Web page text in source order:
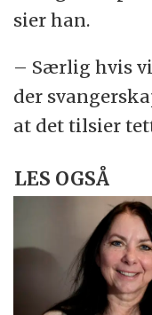
sier han.
– Særlig hvis
der
at det tilsier
LES OGSÅ